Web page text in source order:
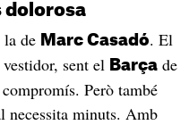
dolorosa
de Marc Casadó. El
sent el Barçade
Però també
necessita minuts. Amb